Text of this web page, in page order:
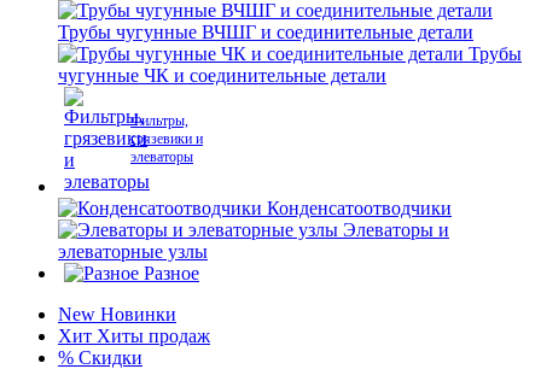
Трубы чугунные ВЧШГ и соединительные детали
Трубы
чугунные ЧК и соединительные детали
Фильтры,
грязевики и
элеваторы
Конденсатоотводчики
Элеваторы и
элеваторные узлы
Разное
New Новинки
Хит Хиты продаж
% Скидки